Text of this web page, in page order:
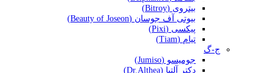
بیتروی (Bitroy)
بیوتی آف جوسان (Beauty of Joseon)
پیکسی (Pixi)
تیام (Tiam)
ج-گ
جومیسو (Jumiso)
دکتر آلتیا (Dr.Althea)